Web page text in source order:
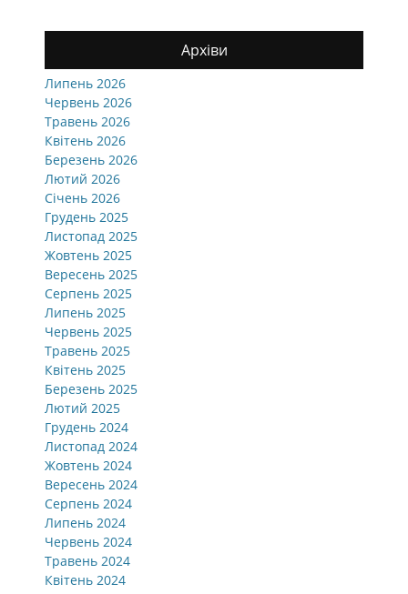
Архіви
Липень 2026
Червень 2026
Травень 2026
Квітень 2026
Березень 2026
Лютий 2026
Січень 2026
Грудень 2025
Листопад 2025
Жовтень 2025
Вересень 2025
Серпень 2025
Липень 2025
Червень 2025
Травень 2025
Квітень 2025
Березень 2025
Лютий 2025
Грудень 2024
Листопад 2024
Жовтень 2024
Вересень 2024
Серпень 2024
Липень 2024
Червень 2024
Травень 2024
Квітень 2024